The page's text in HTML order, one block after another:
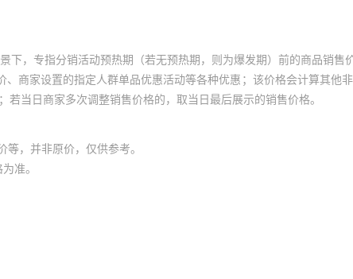
下，专指分销活动预热期（若无预热期，则为爆发期）前的商品销售
商家设置的指定人群单品优惠活动等各种优惠；该价格会计算其他
当日商家多次调整销售价格的，取当日最后展示的销售价格。
，并非原价，仅供参考。
准。